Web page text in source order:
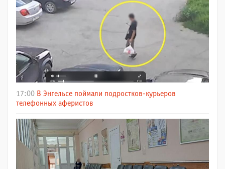
17:00 В Энгельсе поймали подростков-курьеров
телефонных аферистов